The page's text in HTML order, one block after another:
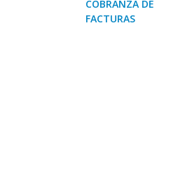
COBRANZA DE
FACTURAS